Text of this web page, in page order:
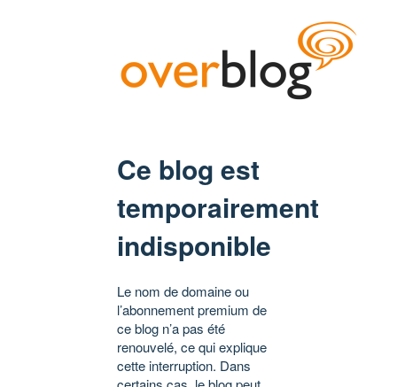
Ce blog est
temporairement
indisponible
Le nom de domaine ou
l’abonnement premium de
ce blog n’a pas été
renouvelé, ce qui explique
cette interruption. Dans